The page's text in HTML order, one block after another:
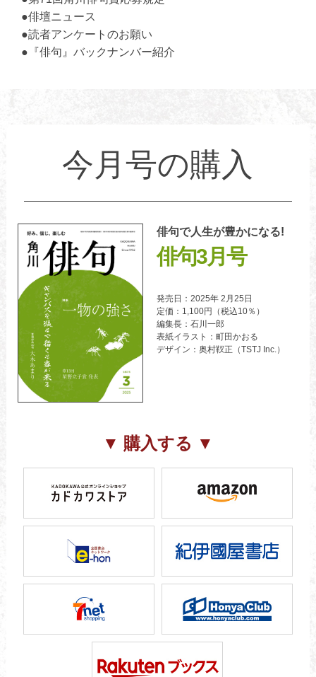
●俳壇ニュース
●読者アンケートのお願い
●『俳句』バックナンバー紹介
今月号の購入
俳句で人生が豊かになる!
俳句3月号
発売日：2025年 2月25日
定価：1,100円（税込10％）
編集長：石川一郎
表紙イラスト：町田かおる
デザイン：奥村靫正（TSTJ Inc.）
▼ 購入する ▼